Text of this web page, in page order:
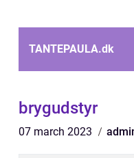
TANTEPAULA.dk
brygudstyr
07 march 2023